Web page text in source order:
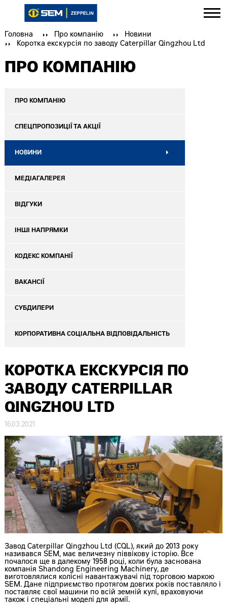
Головна Про компанію
Новини
Коротка екскурсія по заводу Caterpillar Qingzhou Ltd
ПРО КОМПАНІЮ
ПРО КОМПАНІЮ
СПЕЦПРОПОЗИЦІЇ ТА АКЦІЇ
НОВИНИ
МЕДІАГАЛЕРЕЯ
ВІДГУКИ
ІНШІ НАПРЯМКИ
КОДЕКС КОМПАНІЇ
ВАКАНСІЇ
СУБДИЛЕРИ
КОРПОРАТИВНА СОЦІАЛЬНА ВІДПОВІДАЛЬНІСТЬ
КОРОТКА ЕКСКУРСІЯ ПО
ЗАВОДУ CATERPILLAR
QINGZHOU LTD
16.03.2021
Завод Caterpillar Qingzhou Ltd (CQL), який до 2013 року
називався SEM, має величезну піввікову історію. Все
почалося ще в далекому 1958 році, коли була заснована
компанія Shandong Engineering Machinery, де
виготовлялися колісні навантажувачі під торговою маркою
SEM. Дане підприємство протягом довгих років поставляло і
поставляє свої машини по всій земній кулі, враховуючи
також і спеціальні моделі для армії.